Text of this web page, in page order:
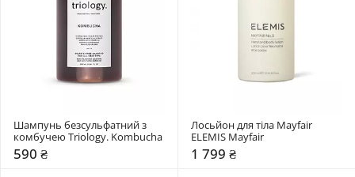
Шампунь безсульфатний з
комбучею Triology. Kombucha
590 ₴
Лосьйон для тіла Mayfair
ELEMIS Mayfair
1 799 ₴